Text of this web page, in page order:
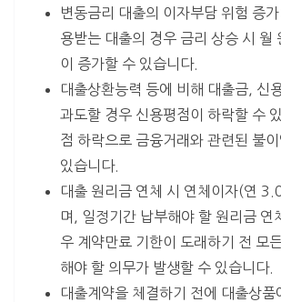
변동금리 대출의 이자부담 위험 증
용받는 대출의 경우 금리 상승 시 월
이 증가할 수 있습니다.
대출상환능력 등에 비해 대출금, 신
과도할 경우 신용평점이 하락할 수
점 하락으로 금융거래와 관련된 불
있습니다.
대출 원리금 연체 시 연체이자(연
며, 일정기간 납부해야 할 원리금 연
우 계약만료 기한이 도래하기 전 모
해야 할 의무가 발생할 수 있습니다.
대출계약을 체결하기 전에 대출상품